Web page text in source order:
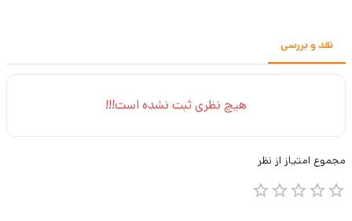
نقد و بررسی
مجموع امتیاز از نظر
هیچ نظری ثبت نشده است!!!